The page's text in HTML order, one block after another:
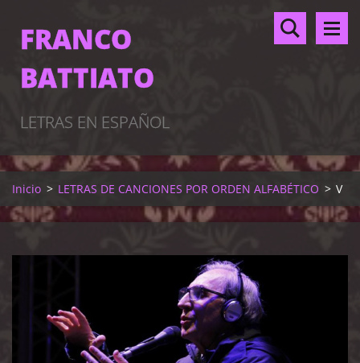
FRANCO
BATTIATO
LETRAS EN ESPAÑOL
Inicio > LETRAS DE CANCIONES POR ORDEN ALFABÉTICO > V